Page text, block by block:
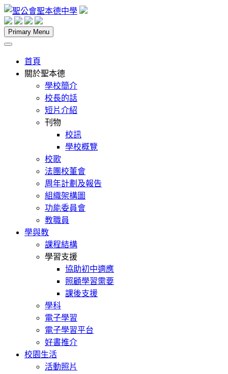
Skip
to
content
聖公會聖本德中學
Primary Menu
首頁
關於聖本德
學校簡介
校長的話
短片介紹
刊物
校訊
學校概覽
校歌
法團校董會
周年計劃及報告
組織架構圖
功能委員會
教職員
學與教
課程結構
學習支援
協助初中適應
照顧學習需要
課後支援
學科
電子學習
電子學習平台
好書推介
校園生活
活動照片